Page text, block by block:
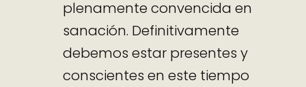
plenamente convencida en
sanación. Definitivamente
debemos estar presentes y
conscientes en este tiempo